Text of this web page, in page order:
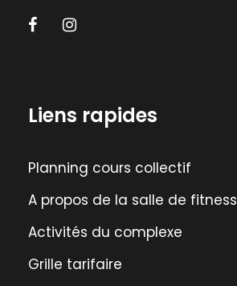
Liens rapides
Planning cours collectif
A propos de la salle de fitness
Activités du complexe
Grille tarifaire